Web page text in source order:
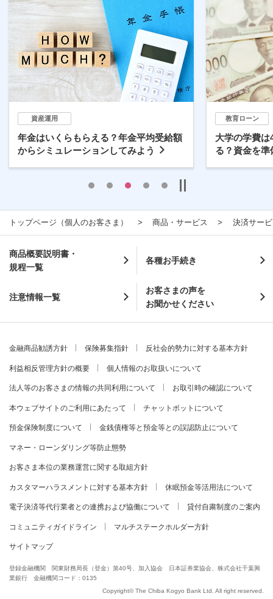
資産運用
年金はいくらもらえる？年金平均受給額
からシミュレーションしてみよう
教育ローン
大学の学費
る？資金を
トップページ（個人のお客さま） 商品・サービス 決済サー
商品概要説明書・
規程一覧
各種お手続き
注意情報一覧
お客さまの声を
お聞かせください
金融商品勧誘方針 保険募集指針 反社会的勢力に対する基本方針
利益相反管理方針の概要 個人情報のお取扱いについて
法人等のお客さまの情報の共同利用について お取引時の確認について
本ウェブサイトのご利用にあたって チャットボットについて
預金保険制度について 金銭債権等と預金等との誤認防止について
マネー・ローンダリング等防止態勢
お客さま本位の業務運営に関する取組方針
カスタマーハラスメントに対する基本方針 休眠預金等活用法について
電子決済等代行業者との連携および協働について 貸付自粛制度のご案内
コミュニティガイドライン マルチステークホルダー方針
サイトマップ
登録金融機関 関東財務局長（登金）第40号、加入協会 日本証券業協会、株式会社千葉興
業銀行 金融機関コード：0135
Copyright© The Chiba Kogyo Bank Ltd. All right reserved.